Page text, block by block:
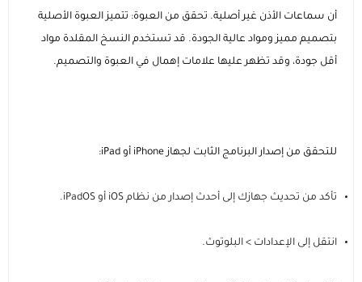
أن سماعات الأذن غير أصلية. تحقق من العبوة: تتميز العبوة الأصلية
بتصميم مميز ومواد عالية الجودة. قد تستخدم النسخ المقلدة مواد
أقل جودة، وقد تظهر عليها علامات إهمال في العبوة والتصميم.
للتحقق من إصدار البرنامج الثابت لجهاز iPhone أو iPad:
تأكد من تحديث جهازك إلى أحدث إصدار من نظام iOS أو iPadOS.
انتقل إلى الإعدادات > البلوتوث.